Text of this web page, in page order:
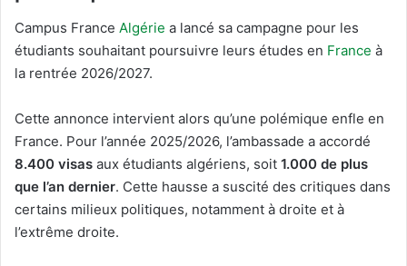
Campus France Algérie a lancé sa campagne pour les
étudiants souhaitant poursuivre leurs études en France à
la rentrée 2026/2027.
Cette annonce intervient alors qu’une polémique enfle en
France. Pour l’année 2025/2026, l’ambassade a accordé
8.400 visas aux étudiants algériens, soit 1.000 de plus
que l’an dernier. Cette hausse a suscité des critiques dans
certains milieux politiques, notamment à droite et à
l’extrême droite.